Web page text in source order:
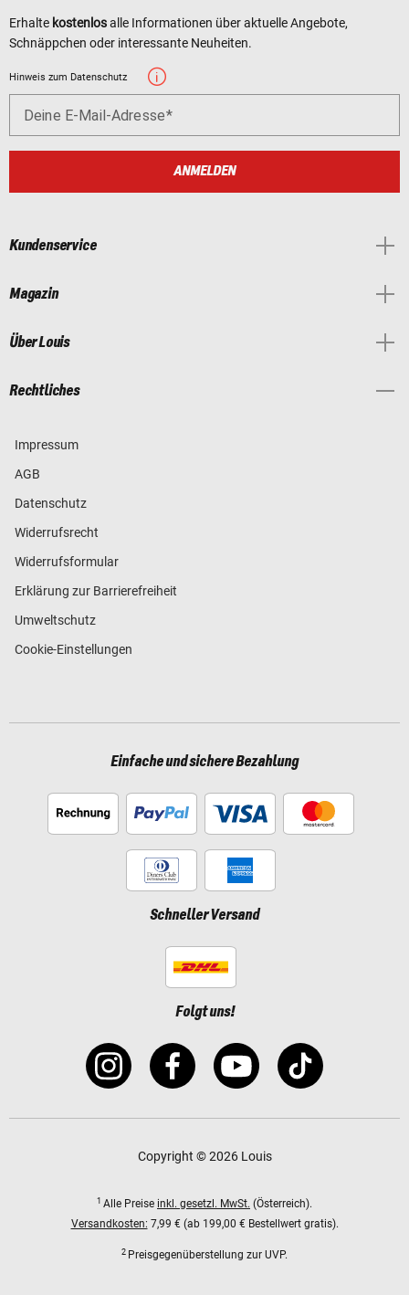
Erhalte kostenlosalle Informationen über aktuelle Angebote,
Schnäppchen oder interessante Neuheiten.
Hinweis zum Datenschutz
Deine E-Mail-Adresse
ANMELDEN
Kundenservice
Magazin
Über Louis
Rechtliches
Impressum
AGB
Datenschutz
Widerrufsrecht
Widerrufsformular
Erklärung zur Barrierefreiheit
Umweltschutz
Cookie-Einstellungen
Einfache und sichere Bezahlung
Schneller Versand
Folgt uns!
Copyright © 2026 Louis
1 Alle Preise inkl. gesetzl. MwSt. (Österreich).
Versandkosten: 7,99 € (ab 199,00 € Bestellwert gratis).
2 Preisgegenüberstellung zur UVP.